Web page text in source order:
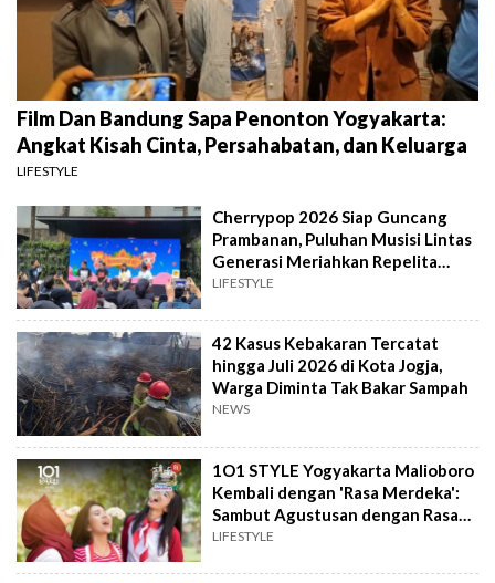
Film Dan Bandung Sapa Penonton Yogyakarta:
Angkat Kisah Cinta, Persahabatan, dan Keluarga
LIFESTYLE
Cherrypop 2026 Siap Guncang
Prambanan, Puluhan Musisi Lintas
Generasi Meriahkan Repelita
Musik
LIFESTYLE
42 Kasus Kebakaran Tercatat
hingga Juli 2026 di Kota Jogja,
Warga Diminta Tak Bakar Sampah
NEWS
1O1 STYLE Yogyakarta Malioboro
Kembali dengan 'Rasa Merdeka':
Sambut Agustusan dengan Rasa
dan Tawa
LIFESTYLE